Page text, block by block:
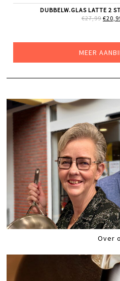
WAS:
DUBBELW.GLAS LATTE 2
€27,99 €
MEER
Over